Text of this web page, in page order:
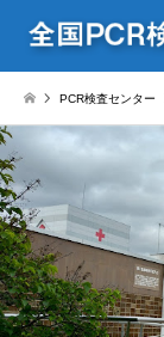
PCR検査センター